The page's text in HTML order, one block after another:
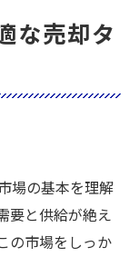
な売却タ
場の基本を理解
要と供給が絶え
の市場をしっか